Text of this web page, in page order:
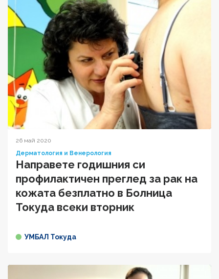
26 май 2020
Дерматология и Венерология
Направете годишния си
профилактичен преглед за рак на
кожата безплатно в Болница
Токуда всеки вторник
УМБАЛ Токуда